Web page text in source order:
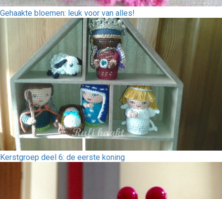
Gehaakte bloemen: leuk voor van alles!
Kerstgroep deel 6: de eerste koning